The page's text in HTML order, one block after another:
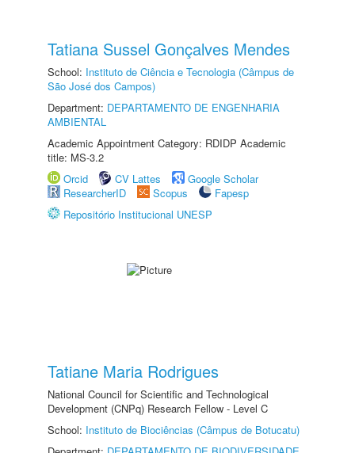
Tatiana Sussel Gonçalves Mendes
School: Instituto de Ciência e Tecnologia (Câmpus de
São José dos Campos)
Department: DEPARTAMENTO DE ENGENHARIA
AMBIENTAL
Academic Appointment Category: RDIDP Academic
title: MS-3.2
Orcid
CV Lattes
Google Scholar
ResearcherID
Scopus
Fapesp
Repositório Institucional UNESP
Tatiane Maria Rodrigues
National Council for Scientific and Technological
Development (CNPq) Research Fellow - Level C
School: Instituto de Biociências (Câmpus de Botucatu)